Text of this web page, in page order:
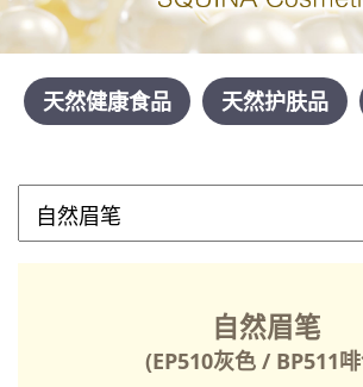
天然健康食品 天然护肤品
自然眉笔
(EP510灰色 / BP511